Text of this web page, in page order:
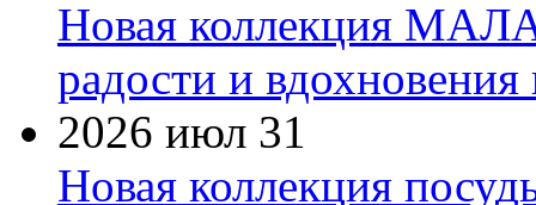
Новая коллекция
радости и
2026 июл 31
Новая коллекция